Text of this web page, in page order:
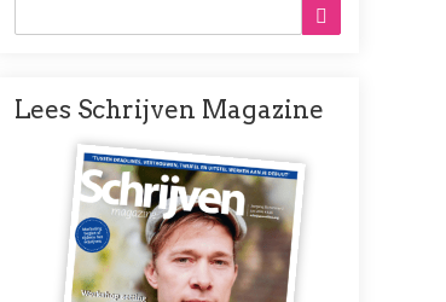
Lees Schrijven Magazine
Afbeelding